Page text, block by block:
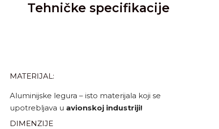
Tehničke specifikacije
MATERIJAL:
Aluminijske legura – isto materijala koji se
upotrebljava u avionskoj industriji!
DIMENZIJE